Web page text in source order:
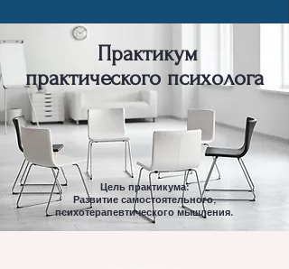
Практикум
практического психолога
Цель практикума:
Развитие самостоятельного,
психотерапевтического мышления.